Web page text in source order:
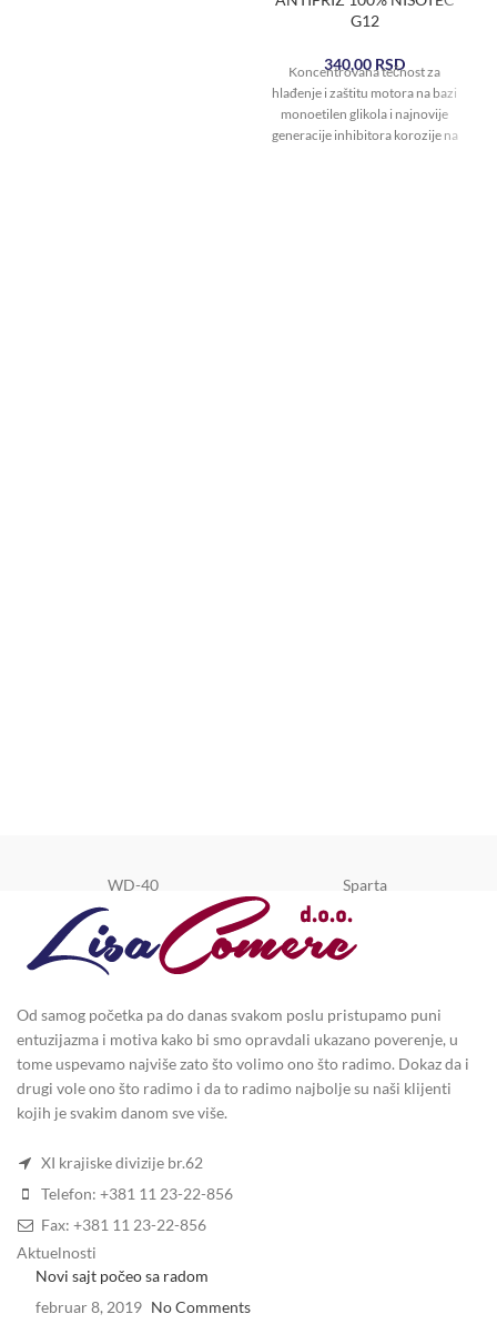
G12
340,00 RSD
Koncentrovana tečnost za
hlađenje i zaštitu motora na bazi
monoetilen glikola i najnovije
generacije inhibitora korozije na
WD-40 Sparta
Od samog početka pa do danas svakom poslu pristupamo puni
entuzijazma i motiva kako bi smo opravdali ukazano poverenje, u
tome uspevamo najviše zato što volimo ono što radimo. Dokaz da i
drugi vole ono što radimo i da to radimo najbolje su naši klijenti
kojih je svakim danom sve više.
XI krajiske divizije br.62
Telefon: +381 11 23-22-856
Fax: +381 11 23-22-856
Aktuelnosti
Novi sajt počeo sa radom
februar 8, 2019 No Comments